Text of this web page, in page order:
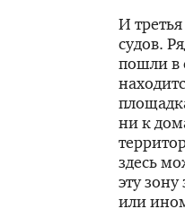
И
судов.
пошли в
ни к
здесь
эту
или